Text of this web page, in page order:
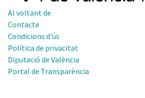
Al voltant de
Contacte
Condicions d'ús
Política de privacitat
Diputació de València
Portal de Transparència